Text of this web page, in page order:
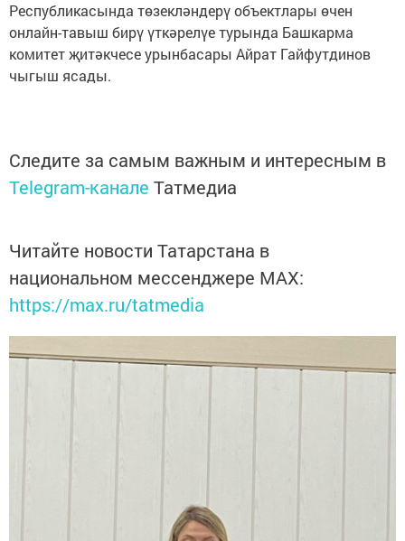
Республикасында төзекләндерү объектлары өчен
онлайн-тавыш бирү үткәрелүе турында Башкарма
комитет җитәкчесе урынбасары Айрат Гайфутдинов
чыгыш ясады.
Следите за самым важным и интересным в
Telegram-канале Татмедиа
Читайте новости Татарстана в
национальном мессенджере MАХ:
https://max.ru/tatmedia